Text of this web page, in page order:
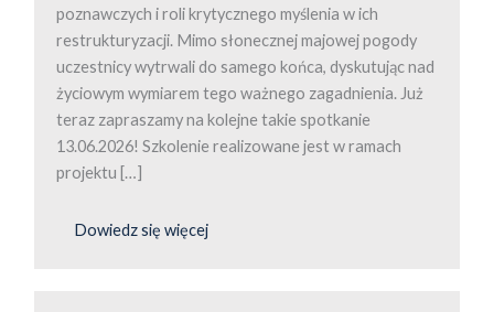
poznawczych i roli krytycznego myślenia w ich
restrukturyzacji. Mimo słonecznej majowej pogody
uczestnicy wytrwali do samego końca, dyskutując nad
życiowym wymiarem tego ważnego zagadnienia. Już
teraz zapraszamy na kolejne takie spotkanie
13.06.2026! Szkolenie realizowane jest w ramach
projektu […]
Dowiedz się więcej